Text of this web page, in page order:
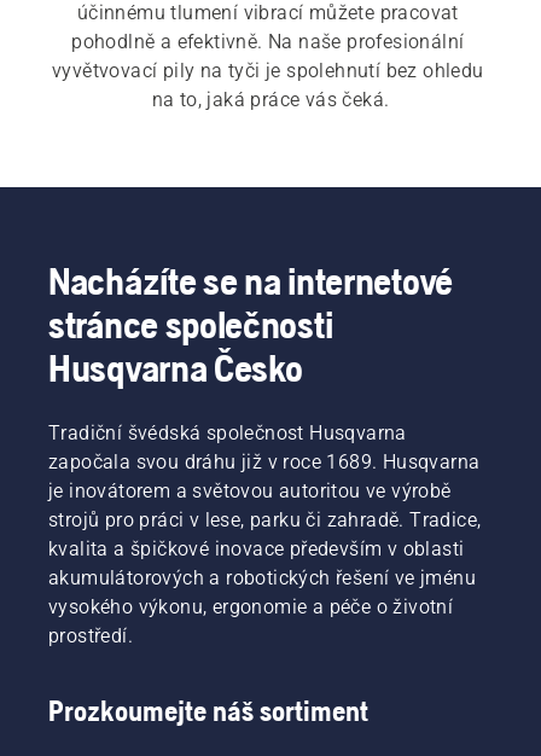
účinnému tlumení vibrací můžete pracovat
pohodlně a efektivně. Na naše profesionální
vyvětvovací pily na tyči je spolehnutí bez ohledu
na to, jaká práce vás čeká.
Nacházíte se na internetové
stránce společnosti
Husqvarna Česko
Tradiční švédská společnost Husqvarna
započala svou dráhu již v roce 1689. Husqvarna
je inovátorem a světovou autoritou ve výrobě
strojů pro práci v lese, parku či zahradě. Tradice,
kvalita a špičkové inovace především v oblasti
akumulátorových a robotických řešení ve jménu
vysokého výkonu, ergonomie a péče o životní
prostředí.
Prozkoumejte náš sortiment